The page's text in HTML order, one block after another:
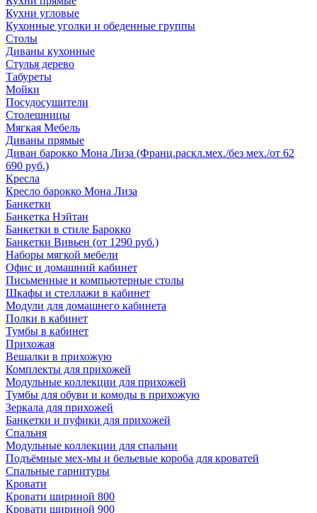
Кухни угловые
Кухонные уголки и обеденные группы
Столы
Диваны кухонные
Стулья дерево
Табуреты
Мойки
Посудосушители
Столешницы
Мягкая Мебель
Диваны прямые
Диван барокко Мона Лиза (Франц.раскл.мех./без мех./от 62
690 руб.)
Кресла
Кресло барокко Мона Лиза
Банкетки
Банкетка Нэйтан
Банкетки в стиле Барокко
Банкетки Вивьен (от 1290 руб.)
Наборы мягкой мебели
Офис и домашний кабинет
Письменные и компьютерные столы
Шкафы и стеллажи в кабинет
Модули для домашнего кабинета
Полки в кабинет
Тумбы в кабинет
Прихожая
Вешалки в прихожую
Комплекты для прихожей
Модульные коллекции для прихожей
Тумбы для обуви и комоды в прихожую
Зеркала для прихожей
Банкетки и пуфики для прихожей
Спальня
Модульные коллекции для спальни
Подъёмные мех-мы и бельевые короба для кроватей
Спальные гарнитуры
Кровати
Кровати шириной 800
Кровати шириной 900